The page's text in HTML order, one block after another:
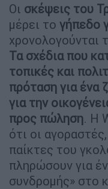
Οι σκέψεις του
μέρει το γήπεδο
χρονολογούνται
Τα σχέδια που
τοπικές και
πρόταση για ένα
για την
προς πώληση. Η
ότι οι
παίκτες του
πληρώσουν για
συνδρομής» στο